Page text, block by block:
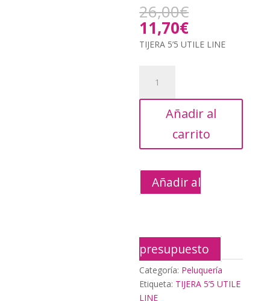
26,00€
original
era:
11,70€El
precio
actual
TIJERA 5’5 UTILE LINE
UTILE
Añadir al
carrito
Añadir al
presupuesto
Categoría: Peluquería
Etiqueta: TIJERA 5’5 UTILE
LINE